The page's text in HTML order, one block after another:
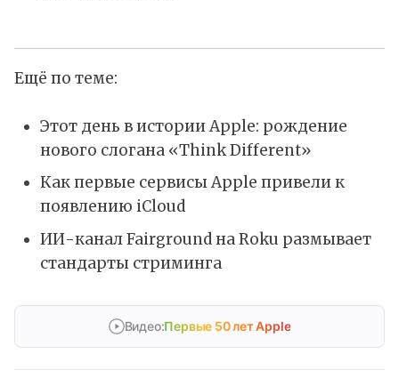
Ещё по теме:
Этот день в истории Apple: рождение
нового слогана «Think Different»
Как первые сервисы Apple привели к
появлению iCloud
ИИ-канал Fairground на Roku размывает
стандарты стриминга
Видео:Первые 50 лет Apple